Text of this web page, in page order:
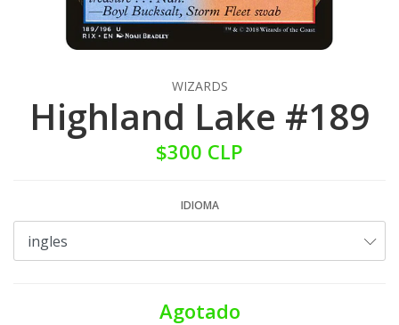
WIZARDS
Highland Lake #189
$300 CLP
IDIOMA
Agotado